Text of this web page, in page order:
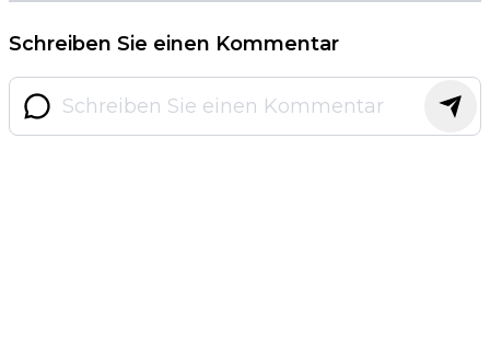
Schreiben Sie einen Kommentar